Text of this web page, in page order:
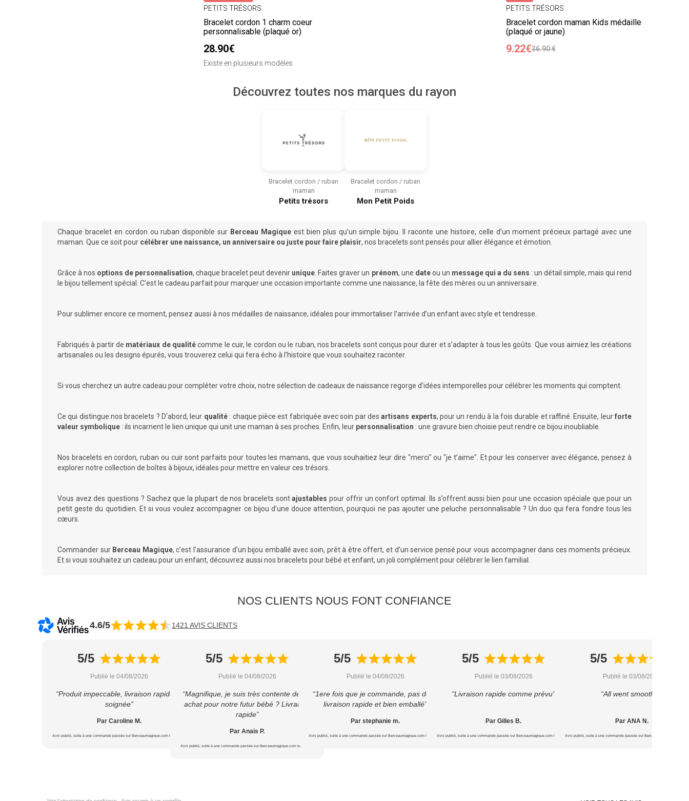
PETITS TRÉSORS
Bracelet cordon 1 charm coeur
personnalisable (plaqué or)
28.90€
Existe en plusieurs modèles
PETITS TRÉSORS
Bracelet cordon maman Kids médaille
(plaqué or jaune)
9.22€36.90 €
Découvrez toutes nos marques du rayon
Bracelet cordon / ruban
maman
Petits trésors
Bracelet cordon / ruban
maman
Mon Petit Poids
Chaque bracelet en cordon ou ruban disponible sur Berceau Magiqueest bien plus qu’un simple bijou. Il raconte une histoire, celle d’un moment précieux partagé avec une
maman. Que ce soit pour célébrer une naissance, un anniversaire ou juste pour faire plaisir, nos bracelets sont pensés pour allier élégance et émotion.
Grâce à nos options de personnalisation, chaque bracelet peut devenir unique . Faites graver un prénom, une dateou un message qui a du sens : un détail simple, mais qui rend
le bijou tellement spécial. C’est le cadeau parfait pour marquer une occasion importante comme une naissance, la fête des mères ou un anniversaire.
Pour sublimer encore ce moment, pensez aussi à nos médailles de naissance, idéales pour immortaliser l’arrivée d’un enfant avec style et tendresse.
Fabriqués à partir de matériaux de qualitécomme le cuir, le cordon ou le ruban, nos bracelets sont conçus pour durer et s’adapter à tous les goûts. Que vous aimiez les créations
artisanales ou les designs épurés, vous trouverez celui qui fera écho à l’histoire que vous souhaitez raconter.
Si vous cherchez un autre cadeau pour compléter votre choix, notre sélection de cadeaux de naissance regorge d’idées intemporelles pour célébrer les moments qui comptent.
Ce qui distingue nos bracelets ? D’abord, leur qualité : chaque pièce est fabriquée avec soin par desartisans experts, pour un rendu à la fois durable et raffiné. Ensuite, leurforte
valeur symbolique : ils incarnent le lien unique qui unit une maman à ses proches. Enfin, leur personnalisation : une gravure bien choisie peut rendre ce bijou inoubliable.
Nos bracelets en cordon, ruban ou cuir sont parfaits pour toutes les mamans, que vous souhaitiez leur dire "merci" ou "je t’aime". Et pour les conserver avec élégance, pensez à
explorer notre collection de boîtes à bijoux, idéales pour mettre en valeur ces trésors.
Vous avez des questions ? Sachez que la plupart de nos bracelets sontajustablespour offrir un confort optimal. Ils s’offrent aussi bien pour une occasion spéciale que pour un
petit geste du quotidien. Et si vous voulez accompagner ce bijou d’une douce attention, pourquoi ne pas ajouter unepeluche personnalisable ? Un duo qui fera fondre tous les
cœurs.
Commander sur Berceau Magique, c’est l’assurance d’un bijou emballé avec soin, prêt à être offert, et d’un service pensé pour vous accompagner dans ces moments précieux.
Et si vous souhaitez un cadeau pour un enfant, découvrez aussi nos bracelets pour bébé et enfant, un joli complément pour célébrer le lien familial.
NOS CLIENTS NOUS FONT CONFIANCE
4.6/5 1421 AVIS CLIENTS
5/5
Publié le 04/08/2026
“Produit impeccable, livraison rapide et
soignée”
Par Caroline M.
Avis publié, suite à une commande passée sur Berceaumagique.com le 22/07/2026
5/5
Publié le 04/08/2026
“Magnifique, je suis très contente de cet
achat pour notre futur bébé ? Livraison
rapide”
Par Anaïs P.
Avis publié, suite à une commande passée sur Berceaumagique.com le 16/07/2026
5/5
Publié le 04/08/2026
“1ere fois que je commande, pas déçu
livraison rapide et bien emballé”
Par stephanie m.
Avis publié, suite à une commande passée sur Berceaumagique.com le 16/07/2026
5/5
Publié le 03/08/2026
“Livraison rapide comme prévu”
Par Gilles B.
Avis publié, suite à une commande passée sur Berceaumagique.com le 15/07/2026
5/5
Publié le 03/08/2026
“All went smoothly”
Par ANA N.
Avis publié, suite à une commande passée sur Berceaumagique.com le